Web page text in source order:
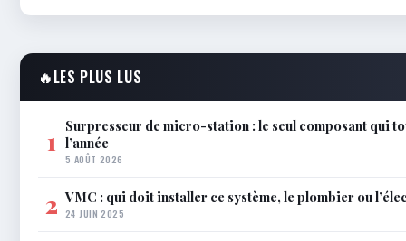
🔥LES PLUS LUS
1 Surpresseur de micro-station : le seul composant qui
l’année
5 AOÛT 2026
2 VMC : qui doit installer ce système, le plombier ou
24 JUIN 2025